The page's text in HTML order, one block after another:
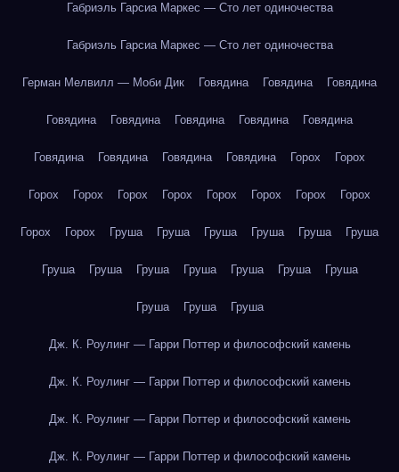
Габриэль Гарсиа Маркес — Сто лет одиночества
Габриэль Гарсиа Маркес — Сто лет одиночества
Герман Мелвилл — Моби Дик Говядина Говядина Говядина
Говядина Говядина Говядина Говядина Говядина
Говядина Говядина Говядина Говядина Горох Горох
Горох Горох Горох Горох Горох Горох Горох Горох
Горох Горох Груша Груша Груша Груша Груша Груша
Груша Груша Груша Груша Груша Груша Груша
Груша Груша Груша
Дж. К. Роулинг — Гарри Поттер и философский камень
Дж. К. Роулинг — Гарри Поттер и философский камень
Дж. К. Роулинг — Гарри Поттер и философский камень
Дж. К. Роулинг — Гарри Поттер и философский камень